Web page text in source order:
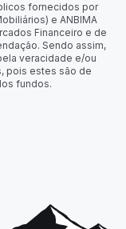
fornecidos por
e ANBIMA
Financeiro e de
Sendo assim,
veracidade e/ou
pois estes são de
fundos.